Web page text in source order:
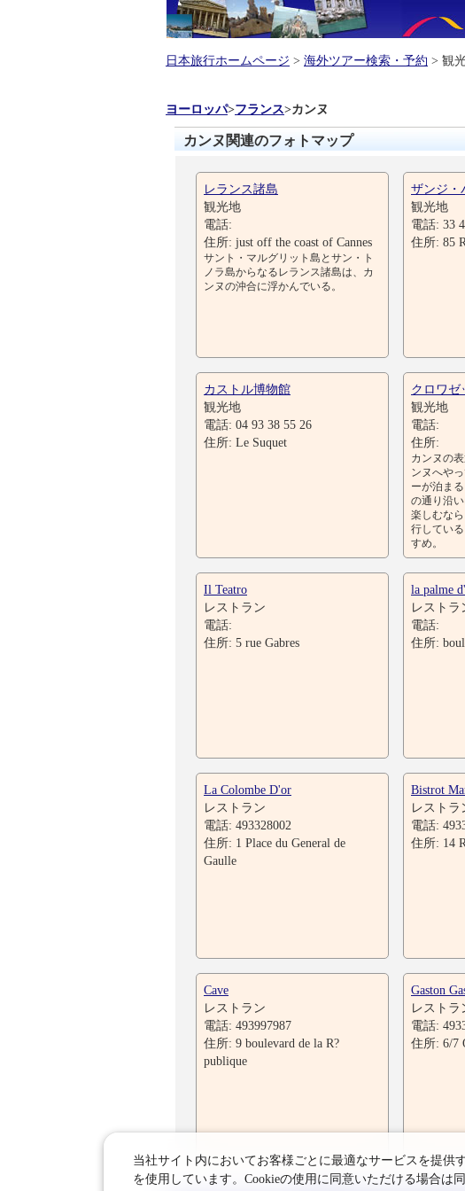
日本旅行ホームページ > 海外ツアー検索・予約 > 観
ヨーロッパ>フランス>カンヌ
カンヌ関連のフォトマップ
レランス諸島
観光地
電話:
住所: just off the coast of Cannes
サント・マルグリット島とサン・ト
ノラ島からなるレランス諸島は、カ
ンヌの沖合に浮かんでいる。
ザンジ・
観光地
電話: 33
住所: 85
カストル博物館
観光地
電話: 04 93 38 55 26
住所: Le Suquet
クロワゼ
観光地
電話:
住所:
カンヌの
ンヌへや
ーが泊ま
の通り沿
楽しむな
行してい
すめ。
Il Teatro
レストラン
電話:
住所: 5 rue Gabres
la palme
レストラ
電話:
住所:
La Colombe D'or
レストラン
電話: 493328002
住所: 1 Place du General de
Gaulle
Bistrot
レストラ
電話:
住所: 14
Cave
レストラン
電話: 493997987
住所: 9 boulevard de la R?
publique
Gaston
レストラ
電話:
住所: 6/7
当社サイト内においてお客様ごとに最適なサービスを提供
を使用しています。Cookieの使用に同意いただける場合は